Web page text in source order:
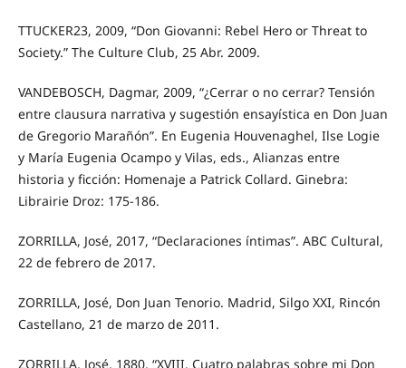
TTUCKER23, 2009, “Don Giovanni: Rebel Hero or Threat to
Society.” The Culture Club, 25 Abr. 2009.
VANDEBOSCH, Dagmar, 2009, “¿Cerrar o no cerrar? Tensión
entre clausura narrativa y sugestión ensayística en Don Juan
de Gregorio Marañón”. En Eugenia Houvenaghel, Ilse Logie
y María Eugenia Ocampo y Vilas, eds., Alianzas entre
historia y ficción: Homenaje a Patrick Collard. Ginebra:
Librairie Droz: 175-186.
ZORRILLA, José, 2017, “Declaraciones íntimas”. ABC Cultural,
22 de febrero de 2017.
ZORRILLA, José, Don Juan Tenorio. Madrid, Silgo XXI, Rincón
Castellano, 21 de marzo de 2011.
ZORRILLA, José, 1880, “XVIII. Cuatro palabras sobre mi Don